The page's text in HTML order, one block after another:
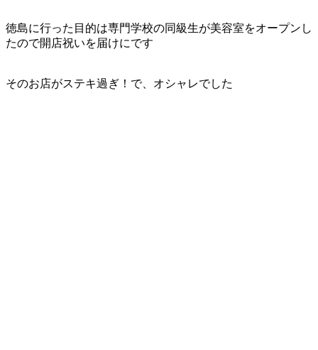
徳島に行った目的は専門学校の同級生が美容室をオープンし
たので開店祝いを届けにです
そのお店がステキ過ぎ！で、オシャレでした